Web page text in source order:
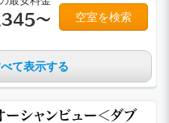
～ 空室を検索
て表示する
ーシャンビュー＜ダブ